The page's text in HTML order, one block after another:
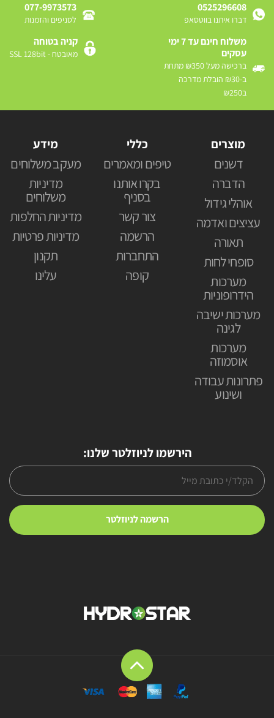
0525296608
דברו איתנו בווטסאפ
077-9973573
לסניפים והזמנות
משלוח חינם עד 7 ימי
עסקים
ברכישה מעל ₪350 מתחת
ב-₪30 הובלת מדרכה
ב₪250
קניה בטוחה
מאובטח - SSL 128bit
מוצרים
דשנים
הדברה
אוהלי גידול
עציצים ואדמה
תאורה
סופחי לחות
מערכות
הידרופוניות
מערכות ישיבה
לגינה
מערכות
אוסמוזה
פתרונות עבודה
ושינוע
כללי
טיפים ומאמרים
בקרו אותנו
בסניף
צור קשר
הרשמה
התחברות
קופה
מידע
מעקב משלוחים
מדיניות
משלוחים
מדיניות החלפות
מדיניות פרטיות
תקנון
עלינו
הירשמו לניוזלטר שלנו: